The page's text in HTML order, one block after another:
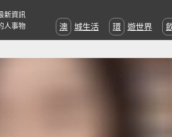
新資訊
人事物
澳城生活 環遊世界